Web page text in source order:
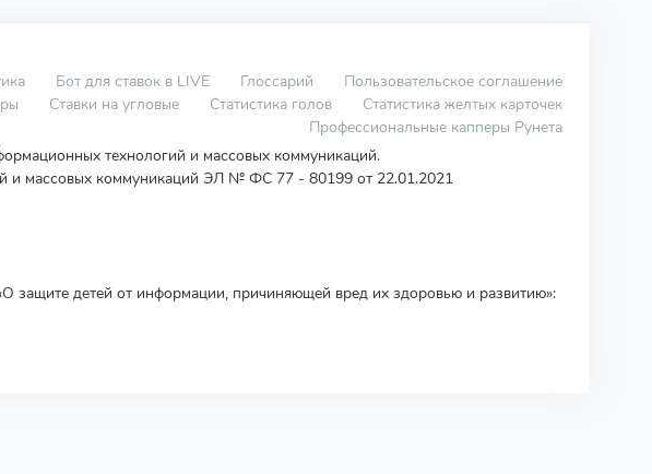
Бот для ставок в LIVE Глоссарий
Пользовательское соглашение
Ставки на угловые Статистика голов
Статистика желтых карточек
Профессиональные капперы Рунета
технологий и массовых коммуникаций.
и массовых коммуникаций ЭЛ № ФС 77 - 80199 от 22.01.2021
детей от информации, причиняющей вред их здоровью и развитию»: